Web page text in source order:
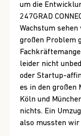
um die
247GRAD
Wachstum
großen Problem
leider nicht
oder Startup-
es in den großen
Köln und
nichts. Ein
also mussten wir